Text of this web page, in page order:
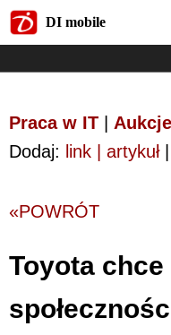
DI mobile
Praca w IT Aukcje
Dodaj: link | artykuł|
«POWRÓT
Toyota
DI mobile